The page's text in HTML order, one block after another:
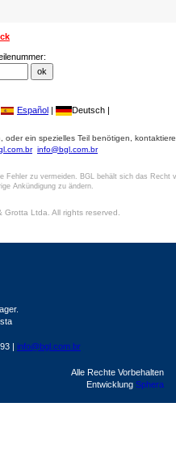
Español | Deutsch |
ein spezielles Teil benötigen,
info@bgl.com.br
Fehler zu vermeiden. BGL behält sich das Recht
Ankündigung zu ändern.
Ltda. All rights reserved.
| info@bgl.com.br
Alle Rechte Vorbehalten
Entwicklung Sphera